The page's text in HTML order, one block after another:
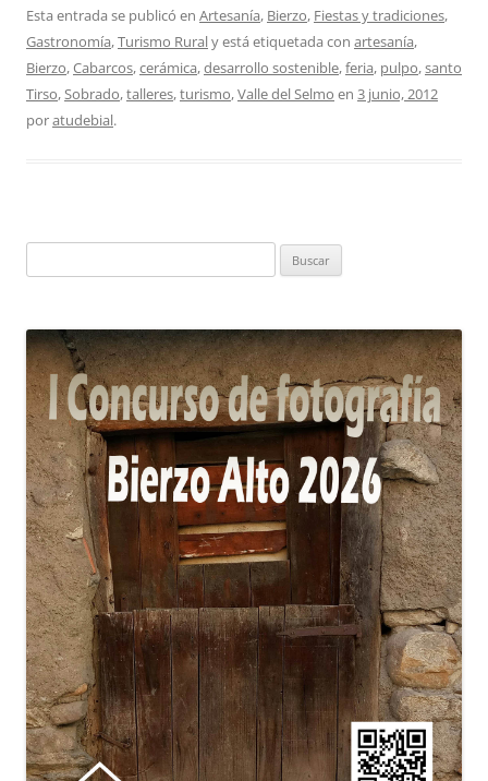
Esta entrada se publicó en Artesanía, Bierzo, Fiestas y tradiciones,
Gastronomía,Turismo Ruraly está etiquetada con artesanía,
Bierzo,Cabarcos,cerámica,desarrollo sostenible,feria, pulpo,santo
Tirso,Sobrado,talleres,turismo,Valle del Selmo en 3 junio, 2012
poratudebial.